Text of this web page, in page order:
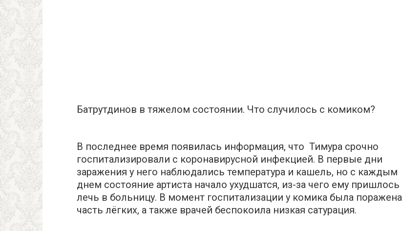
Батрутдинов в тяжелом состоянии. Что случилось с комиком?
В последнее время появилась информация, что Тимура срочно
госпитализировали с коронавирусной инфекцией. В первые дни
заражения у него наблюдались температура и кашель, но с каждым
днем состояние артиста начало ухудшатся, из-за чего ему пришлось
лечь в больницу. В момент госпитализации у комика была поражена
часть лёгких, а также врачей беспокоила низкая сатурация.